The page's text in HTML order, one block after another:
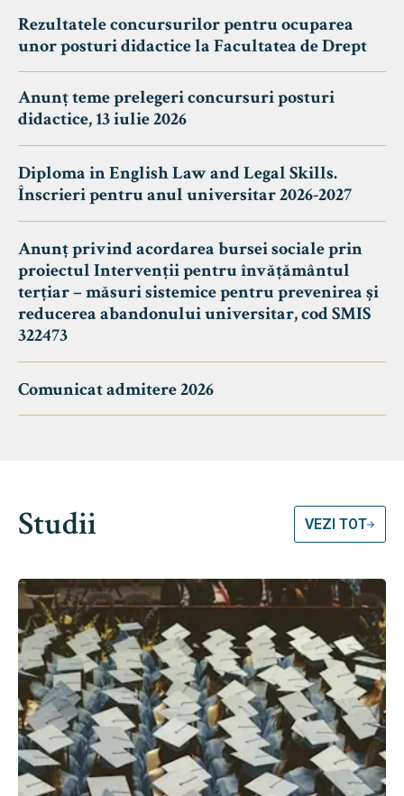
Rezultatele concursurilor pentru ocuparea
unor posturi didactice la Facultatea de Drept
Anunț teme prelegeri concursuri posturi
didactice, 13 iulie 2026
Diploma in English Law and Legal Skills.
Înscrieri pentru anul universitar 2026-2027
Anunț privind acordarea bursei sociale prin
proiectul Intervenții pentru învățământul
terțiar – măsuri sistemice pentru prevenirea și
reducerea abandonului universitar, cod SMIS
322473
Comunicat admitere 2026
Studii VEZI TOT